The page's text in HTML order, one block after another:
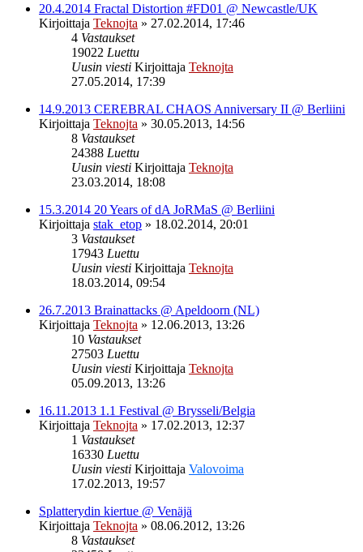
20.4.2014 Fractal Distortion #FD01 @ Newcastle/UK
Kirjoittaja Teknojta » 27.02.2014, 17:46
4 Vastaukset
19022 Luettu
Uusin viesti Kirjoittaja Teknojta
27.05.2014, 17:39
14.9.2013 CEREBRAL CHAOS Anniversary II @ Berliini
Kirjoittaja Teknojta » 30.05.2013, 14:56
8 Vastaukset
24388 Luettu
Uusin viesti Kirjoittaja Teknojta
23.03.2014, 18:08
15.3.2014 20 Years of dA JoRMaS @ Berliini
Kirjoittaja stak_etop » 18.02.2014, 20:01
3 Vastaukset
17943 Luettu
Uusin viesti Kirjoittaja Teknojta
18.03.2014, 09:54
26.7.2013 Brainattacks @ Apeldoorn (NL)
Kirjoittaja Teknojta » 12.06.2013, 13:26
10 Vastaukset
27503 Luettu
Uusin viesti Kirjoittaja Teknojta
05.09.2013, 13:26
16.11.2013 1.1 Festival @ Brysseli/Belgia
Kirjoittaja Teknojta » 17.02.2013, 12:37
1 Vastaukset
16330 Luettu
Uusin viesti Kirjoittaja Valovoima
17.02.2013, 19:57
Splatterydin kiertue @ Venäjä
Kirjoittaja Teknojta » 08.06.2012, 13:26
8 Vastaukset